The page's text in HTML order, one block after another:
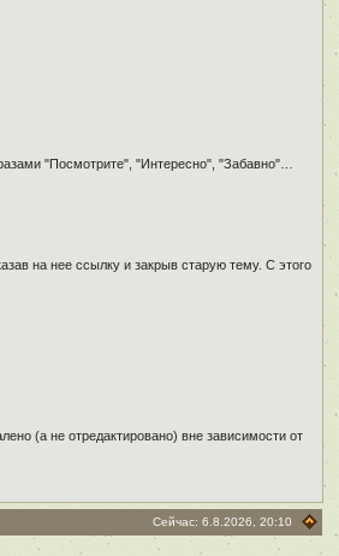
"Посмотрите", "Интересно", "Забавно"…
на нее ссылку и закрыв старую тему. С этого
(а не отредактировано) вне зависимости от
Сейчас: 6.8.2026, 20:10